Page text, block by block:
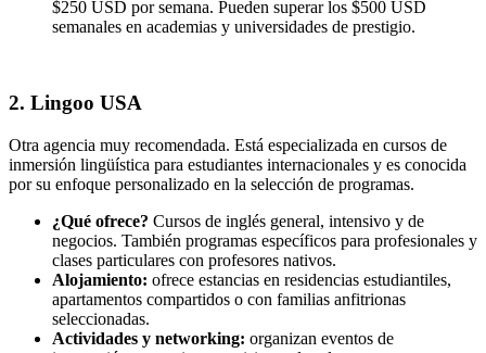
$250 USD por semana. Pueden superar los $500 USD
semanales en academias y universidades de prestigio.
2. Lingoo USA
Otra agencia muy recomendada. Está especializada en cursos de
inmersión lingüística para estudiantes internacionales y es conocida
por su enfoque personalizado en la selección de programas.
¿Qué ofrece? Cursos de inglés general, intensivo y de
negocios. También programas específicos para profesionales y
clases particulares con profesores nativos.
Alojamiento: ofrece estancias en residencias estudiantiles,
apartamentos compartidos o con familias anfitrionas
seleccionadas.
Actividades y networking: organizan eventos de